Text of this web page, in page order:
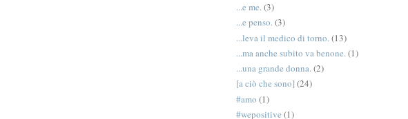
...e me.(3)
...e penso.(3)
...leva il medico di torno.(13)
...ma anche subito va benone.(1)
...una grande donna.(2)
[a ciò che sono] (24)
#amo (1)
#wepositive (1)